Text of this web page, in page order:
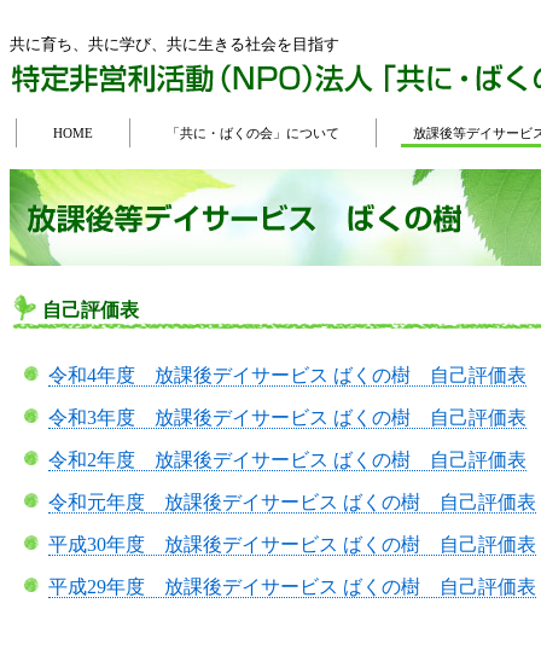
共に育ち、共に学び、共に生きる社会を目指す
HOME 「共に・ばくの会」について 放課後等デイサー
自己評価表
令和4年度 放課後デイサービス ばくの樹 自己評価表
令和3年度 放課後デイサービス ばくの樹 自己評価表
令和2年度 放課後デイサービス ばくの樹 自己評価表
令和元年度 放課後デイサービス ばくの樹 自己評価表
平成30年度 放課後デイサービス ばくの樹 自己評価表
平成29年度 放課後デイサービス ばくの樹 自己評価表